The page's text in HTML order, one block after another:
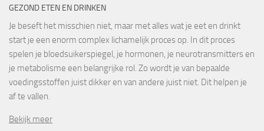
GEZOND ETEN EN DRINKEN
Je beseft het misschien niet, maar met alles wat je eet en drinkt
start je een enorm complex lichamelijk proces op. In dit proces
spelen je bloedsuikerspiegel, je hormonen, je neurotransmitters en
je metabolisme een belangrijke rol. Zo wordt je van bepaalde
voedingsstoffen juist dikker en van andere juist niet. Dit helpen je
af te vallen.
Bekijk meer